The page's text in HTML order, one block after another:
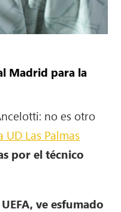
Madrid para la
no es otro
UD Las Palmas
por el técnico
ve esfumado